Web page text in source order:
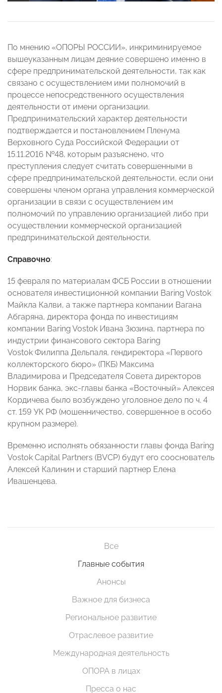
По мнению «ОПОРЫ РОССИИ», инкриминируемое
вышеуказанным лицам деяние совершено именно в
сфере предпринимательской деятельности, так как
связано с осуществлением ими полномочий в
процессе непосредственного осуществления
деятельности от имени организации.
Предпринимательский характер деятельности
подтверждается и постановлением Пленума
Верховного Суда Российской Федерации от
15.11.2016 №48, которым разъяснено, что
преступления следует считать совершенными в
сфере предпринимательской деятельности, если они
совершены членом органа управления коммерческой
организации в связи с осуществлением им
полномочий по управлению организацией либо при
осуществлении коммерческой организацией
предпринимательской деятельности.
Справочно:
15 февраля по материалам ФСБ России в отношении
основателя инвестиционной компании Baring Vostok
Майкла Калви, а также партнера компании Вагана
Абгаряна, директора фонда по инвестициям
компании Baring Vostok Ивана Зюзина, партнера по
индустрии финансового сектора Baring
Vostok Филиппа Дельпаля, гендиректора «Первого
коллекторского бюро» (ПКБ) Максима
Владимирова и Председателя Совета директоров
Норвик банка, экс-главы банка «Восточный» Алексея
Кордичева было возбуждено уголовное дело по ч. 4
ст. 159 УК РФ (мошенничество, совершенное в особо
крупном размере).
Временно исполнять обязанности главы фонда Baring
Vostok Capital Partners (BVCP) будут его сооснователь
Алексей Калинин и старший партнер Елена
Ивашенцева.
Все
Главные события
Анонсы
Важное для бизнеса
Региональное развитие
Отраслевое развитие
Международная деятельность
ОПОРА в лицах
Пресса о нас